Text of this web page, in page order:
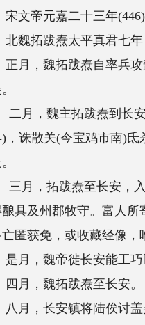
年(446)丙戌
君七年
率兵攻盖吴，临洛川。
到长安，存问父老，丁
市南)氐杀守将者。还
安，入佛寺，沙门饮从
。富人所寄藏物以万计
藏经像，唯塔庙在魏境者
能工巧匠2000家至平城
长安。
俟讨盖吴，盖兵败，被